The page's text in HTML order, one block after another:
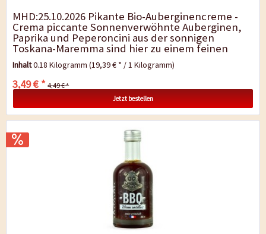
MHD:25.10.2026 Pikante Bio-Auberginencreme -
Crema piccante Sonnenverwöhnte Auberginen,
Paprika und Peperoncini aus der sonnigen
Toskana-Maremma sind hier zu einem feinen
Aufstrich kombiniert. Leichte Würze und...
Inhalt0.18 Kilogramm(19,39 € * / 1 Kilogramm)
3,49 € * 4,49 € *
Jetzt bestellen